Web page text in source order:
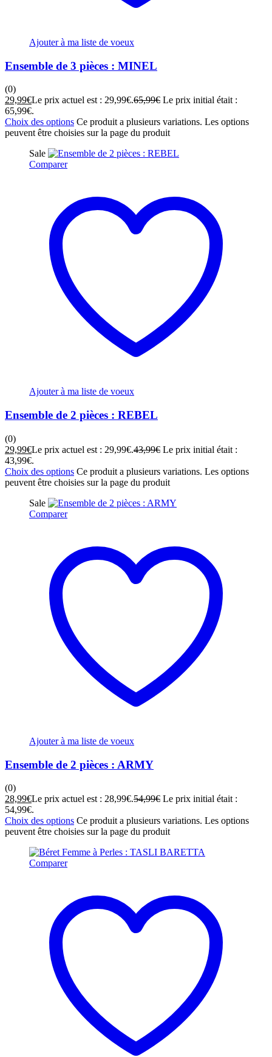
Ajouter à ma liste de voeux
Ensemble de 3 pièces : MINEL
(0)
29,99€Le prix actuel est : 29,99€.65,99€ Le prix initial était :
65,99€.
Choix des options Ce produit a plusieurs variations. Les options
peuvent être choisies sur la page du produit
Sale
Comparer
Ajouter à ma liste de voeux
Ensemble de 2 pièces : REBEL
(0)
29,99€Le prix actuel est : 29,99€.43,99€ Le prix initial était :
43,99€.
Choix des options Ce produit a plusieurs variations. Les options
peuvent être choisies sur la page du produit
Sale
Comparer
Ajouter à ma liste de voeux
Ensemble de 2 pièces : ARMY
(0)
28,99€Le prix actuel est : 28,99€.54,99€ Le prix initial était :
54,99€.
Choix des options Ce produit a plusieurs variations. Les options
peuvent être choisies sur la page du produit
Comparer